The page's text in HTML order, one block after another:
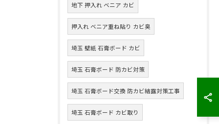
地下 押入れ ベニア カビ
押入れ ベニア重ね貼り カビ臭
埼玉 壁紙 石膏ボード カビ
埼玉 石膏ボード 防カビ対策
埼玉 石膏ボード交換 防カビ結露対策工事
埼玉 石膏ボード カビ取り